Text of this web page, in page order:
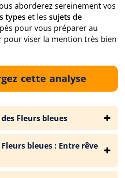
aborderez sereinement vos
types et les sujets de
pour vous préparer au
pour viser la mention très bien
cette analyse
Fleurs bleues
bleues : Entre rêve